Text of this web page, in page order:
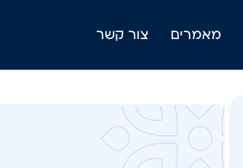
מאמרים צור קשר